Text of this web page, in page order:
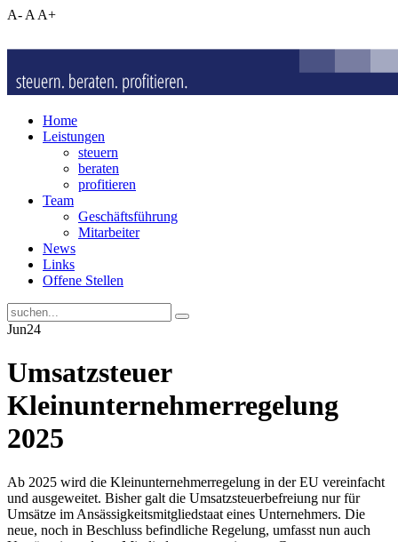
A- A A+
Home
Leistungen
steuern
beraten
profitieren
Team
Geschäftsführung
Mitarbeiter
News
Links
Offene Stellen
Jun24
Umsatzsteuer
Kleinunternehmerregelung
2025
Ab 2025 wird die Kleinunternehmerregelung in der EU vereinfacht
und ausgeweitet. Bisher galt die Umsatzsteuerbefreiung nur für
Umsätze im Ansässigkeitsmitgliedstaat eines Unternehmers. Die
neue, noch in Beschluss befindliche Regelung, umfasst nun auch